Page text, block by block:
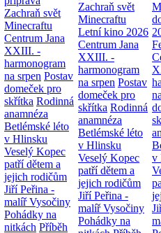
Zachraň svět
Minecraftu
Centrum Jana
XXIII. -
harmonogram
na srpen Postav
domeček pro
skřítka Rodinná
anamnéza
Betlémské léto
v Hlinsku
Veselý Kopec
patří dětem a
jejich rodičům
Jiří Peřina -
malíř Vysočiny
Pohádky na
nitkách Příběh
Zachraň svět
Minecraftu
Letní kino 2026
Centrum Jana
XXIII. -
harmonogram
na srpen Postav
domeček pro
skřítka Rodinná
anamnéza
Betlémské léto
v Hlinsku
Veselý Kopec
patří dětem a
jejich rodičům
Jiří Peřina -
malíř Vysočiny
Pohádky na
v